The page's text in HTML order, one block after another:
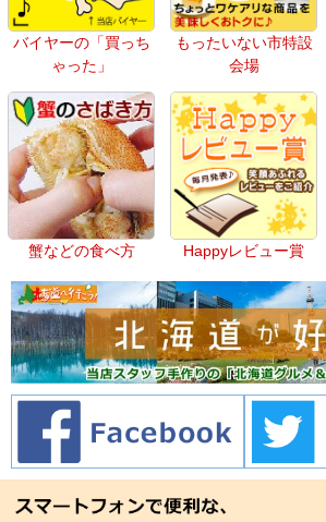
バイヤーの「買っち
ゃった」
もったいない市特設
会場
蟹などの食べ方 Happyレビュー賞